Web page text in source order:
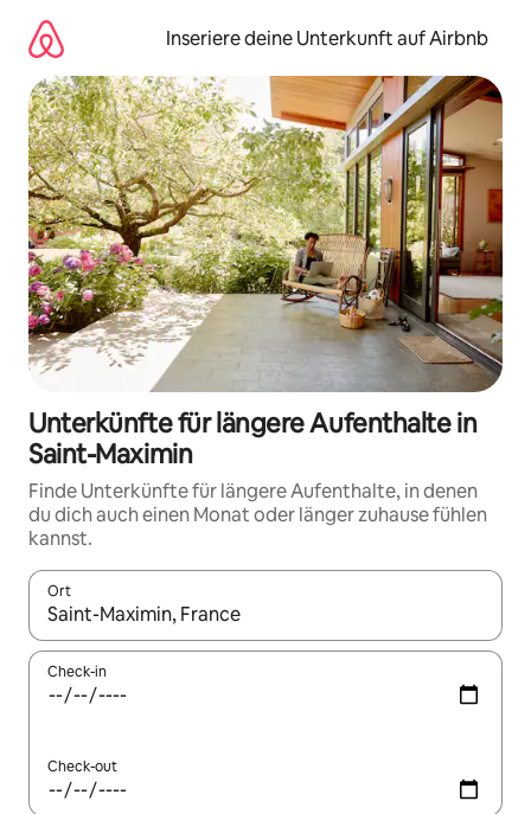
Inhalten
springen
Inseriere deine Unterkunft auf Airbnb
Unterkünfte für längere Aufenthalte in
Saint-Maximin
Finde Unterkünfte für längere Aufenthalte, in denen
du dich auch einen Monat oder länger zuhause fühlen
kannst.
Ort
Wenn Ergebnisse verfügbar sind, navigiere mit den
Check-in
Check-out